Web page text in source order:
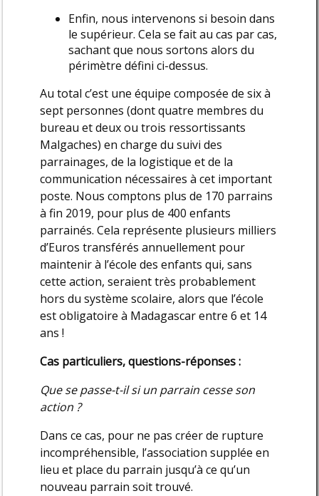
Enfin, nous intervenons si besoin dans
le supérieur. Cela se fait au cas par cas,
sachant que nous sortons alors du
périmètre défini ci-dessus.
Au total c’est une équipe composée de six à
sept personnes (dont quatre membres du
bureau et deux ou trois ressortissants
Malgaches) en charge du suivi des
parrainages, de la logistique et de la
communication nécessaires à cet important
poste. Nous comptons plus de 170 parrains
à fin 2019, pour plus de 400 enfants
parrainés. Cela représente plusieurs milliers
d’Euros transférés annuellement pour
maintenir à l’école des enfants qui, sans
cette action, seraient très probablement
hors du système scolaire, alors que l’école
est obligatoire à Madagascar entre 6 et 14
ans !
Cas particuliers, questions-réponses :
Que se passe-t-il si un parrain cesse son
action ?
Dans ce cas, pour ne pas créer de rupture
incompréhensible, l’association supplée en
lieu et place du parrain jusqu’à ce qu’un
nouveau parrain soit trouvé.